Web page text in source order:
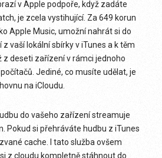
v Apple podpoře, když zadáte
je zcela vystihující. Za 649 korun
Apple Music, umožní nahrát si do
vaší lokální sbírky v iTunes a k těm
z deseti zařízení v rámci jednoho
Jediné, co musíte udělat, je
na iCloudu.
do vašeho zařízení streamuje
Pokud si přehráváte hudbu z iTunes
cache. I tato služba ovšem
z cloudu kompletně stáhnout do